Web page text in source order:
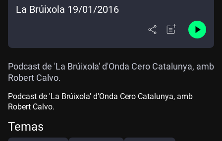
La Brúixola 19/01/2016
Podcast de 'La Brúixola' d'Onda Cero Catalunya, amb
Robert Calvo.
Podcast de 'La Brúixola' d'Onda Cero Catalunya, amb
Robert Calvo.
Temas